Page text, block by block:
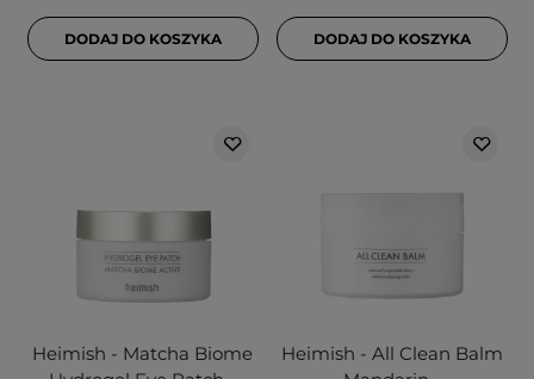
DODAJ DO KOSZYKA DODAJ DO KOSZYKA
Heimish - Matcha Biome
Heimish - All Clean Balm